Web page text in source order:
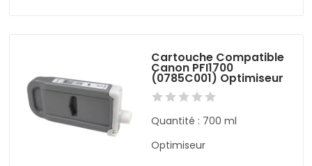
Cartouche Compatible
Canon PFI1700
(0785C001) Optimiseur
Quantité : 700 ml
Optimiseur